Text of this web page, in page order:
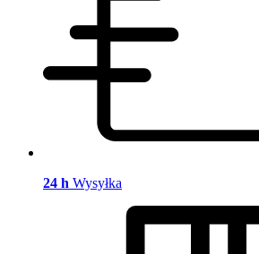
24 h Wysyłka